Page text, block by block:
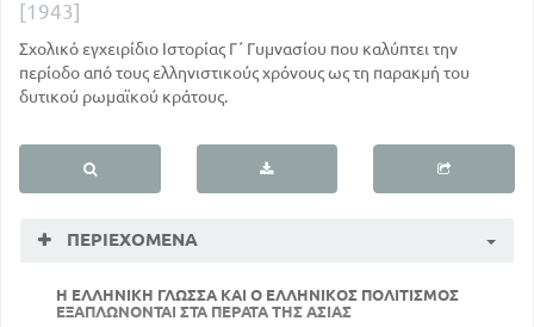
[1943]
Σχολικό εγχειρίδιο Ιστορίας Γ΄ Γυμνασίου που καλύπτει την
περίοδο από τους ελληνιστικούς χρόνους ως τη παρακμή του
δυτικού ρωμαϊκού κράτους.
ΠΕΡΙΕΧΌΜΕΝΑ
Η ΕΛΛΗΝΙΚΗ ΓΛΩΣΣΑ ΚΑΙ Ο ΕΛΛΗΝΙΚΟΣ ΠΟΛΙΤΙΣΜΟΣ
ΕΞΑΠΛΩΝΟΝΤΑΙ ΣΤΑ ΠΕΡΑΤΑ ΤΗΣ ΑΣΙΑΣ